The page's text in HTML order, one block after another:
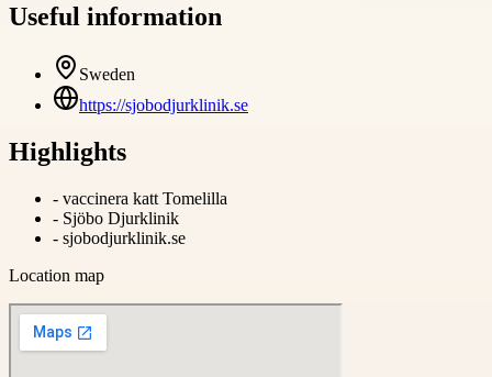
Useful information
Sweden
https://sjobodjurklinik.se
Highlights
- vaccinera katt Tomelilla
- Sjöbo Djurklinik
- sjobodjurklinik.se
Location map